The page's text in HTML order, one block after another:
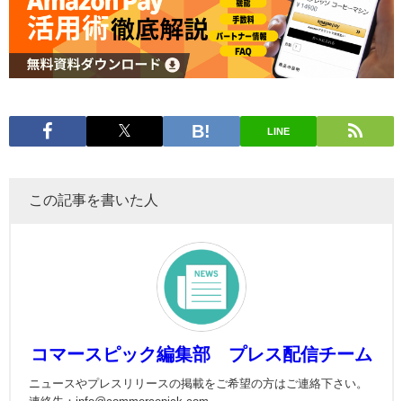
LINE
この記事を書いた人
コマースピック編集部 プレス配信チーム
ニュースやプレスリリースの掲載をご希望の方はご連絡下さい。